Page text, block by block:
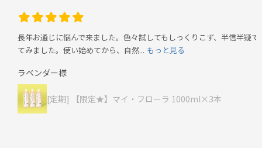
長年お通じに悩んで来ました。色々試してもしっくりこず、半信半疑で
てみました。使い始めてから、自然... もっと見る
ラベンダー様
[定期] 【限定★】マイ・フローラ 1000ml×3本